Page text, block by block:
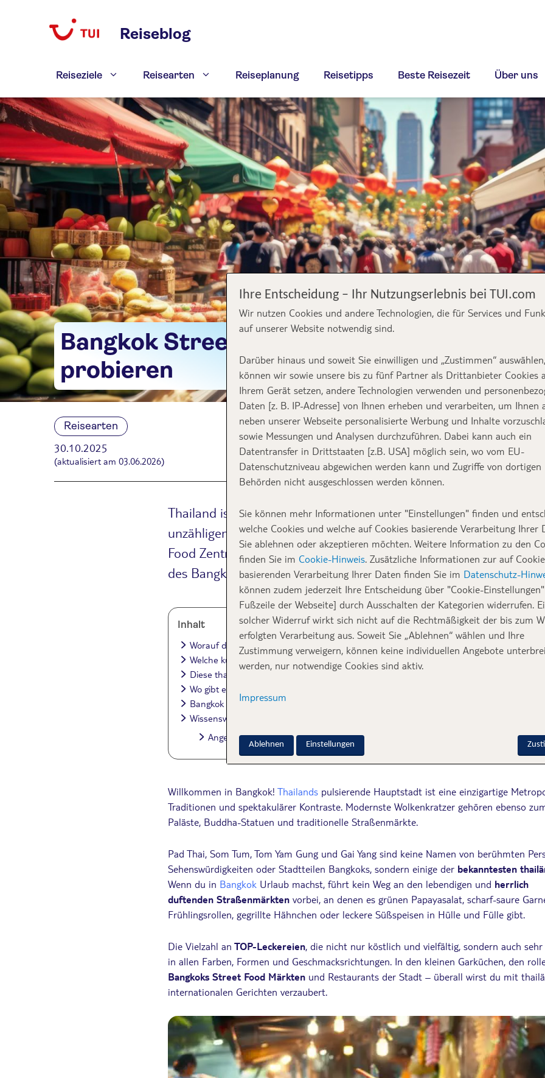
Reiseblog
Reiseziele Reisearten Reiseplanung Reisetipps Beste Reisezeit Über uns
Bangkok Street Food: Das musst du
probieren
Reisearten
30.10.2025
(aktualisiert am 03.06.2026)
Text: Anika Mende
Titelbild: stock.adobe.com/
Thailand ist berühmt für seine Strände, seine landschaftliche
unzähligen gastronomischen Highlights – und Bangkok gilt zu
Food Zentrum des Landes. TUI Mitarbeiterin Anika nimmt dich
des Bangkok Street Food.
Inhalt
Worauf du bei deiner Bangkok Street Food Reise achten solltest
Welche kulinarischen Hauptspeisen-Highlights musst du probieren
Diese thailändischen Süßspeisen sind die i-Tüpfelchen deiner Expedition des Bangkok
Wo gibt es das beste Street Food Essen?
Bangkok Street Food Karte:
Wissenswerte Fragen zu Bangkok Streetfood
Angebote zur Reiseplanung: Bangkok
Willkommen in Bangkok! Thailandspulsierende Hauptstadt ist eine einzigartige
Traditionen und spektakulärer Kontraste. Modernste Wolkenkratzer gehören ebenso
Paläste, Buddha-Statuen und traditionelle Straßenmärkte.
Pad Thai, Som Tum, Tom Yam Gung und Gai Yang sind keine Namen von berühmten
Sehenswürdigkeiten oder Stadtteilen Bangkoks, sondern einige der bekanntesten
Wenn du in Bangkok Urlaub machst, führt kein Weg an den lebendigen und herrlich
duftenden Straßenmärktenvorbei, an denen es grünen Papayasalat, scharf-saure
Frühlingsrollen, gegrillte Hähnchen oder leckere Süßspeisen in Hülle und Fülle gibt.
Die Vielzahl an TOP-Leckereien, die nicht nur köstlich und vielfältig, sondern auch
in allen Farben, Formen und Geschmacksrichtungen. In den kleinen Garküchen, den
Bangkoks Street Food Märktenund Restaurants der Stadt – überall wirst du mit
internationalen Gerichten verzaubert.
Ihre Entscheidung – Ihr Nutzungserlebnis bei TUI.com
Wir nutzen Cookies und andere Technologien, die für Services und
auf unserer Website notwendig sind.
Darüber hinaus und soweit Sie einwilligen und „Zustimmen“ auswählen,
können wir sowie unsere bis zu fünf Partner als Drittanbieter Cookies
Ihrem Gerät setzen, andere Technologien verwenden und
Daten [z. B. IP-Adresse] von Ihnen erheben und verarbeiten, um Ihnen
neben unserer Webseite personalisierte Werbung und Inhalte
sowie Messungen und Analysen durchzuführen. Dabei kann auch ein
Datentransfer in Drittstaaten [z.B. USA] möglich sein, wo vom EU-
Datenschutzniveau abgewichen werden kann und Zugriffe von dortigen
Behörden nicht ausgeschlossen werden können.
Sie können mehr Informationen unter "Einstellungen" finden und
welche Cookies und welche auf Cookies basierende Verarbeitung Ihrer
Sie ablehnen oder akzeptieren möchten. Weitere Information zu den
finden Sie im Cookie-Hinweis. Zusätzliche Informationen zur auf
basierenden Verarbeitung Ihrer Daten finden Sie im Datenschutz-
können zudem jederzeit Ihre Entscheidung über "Cookie-
Fußzeile der Webseite] durch Ausschalten der Kategorien widerrufen.
solcher Widerruf wirkt sich nicht auf die Rechtmäßigkeit der bis zum
erfolgten Verarbeitung aus. Soweit Sie „Ablehnen“ wählen und Ihre
Zustimmung verweigern, können keine individuellen Angebote
werden, nur notwendige Cookies sind aktiv.
Impressum
Ablehnen Einstellungen